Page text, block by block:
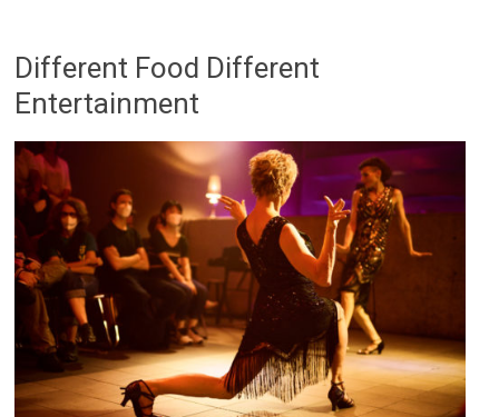
Different Food Different
Entertainment